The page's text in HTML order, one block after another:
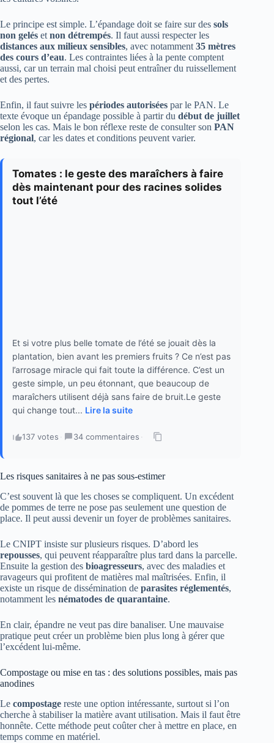
Le principe est simple. L’épandage doit se faire sur des sols
non gelés et non détrempés. Il faut aussi respecter les
distances aux milieux sensibles, avec notamment 35 mètres
des cours d’eau. Les contraintes liées à la pente comptent
aussi, car un terrain mal choisi peut entraîner du ruissellement
et des pertes.
Enfin, il faut suivre les périodes autorisées par le PAN. Le
texte évoque un épandage possible à partir du début de juillet
selon les cas. Mais le bon réflexe reste de consulter son PAN
régional, car les dates et conditions peuvent varier.
Tomates : le geste des maraîchers à faire
dès maintenant pour des racines solides
tout l’été
Et si votre plus belle tomate de l’été se jouait dès la
plantation, bien avant les premiers fruits ? Ce n’est pas
l’arrosage miracle qui fait toute la différence. C’est un
geste simple, un peu étonnant, que beaucoup de
maraîchers utilisent déjà sans faire de bruit.Le geste
qui change tout... Lire la suite
137 votes · 34 commentaires ·
Les risques sanitaires à ne pas sous-estimer
C’est souvent là que les choses se compliquent. Un excédent
de pommes de terre ne pose pas seulement une question de
place. Il peut aussi devenir un foyer de problèmes sanitaires.
Le CNIPT insiste sur plusieurs risques. D’abord les
repousses, qui peuvent réapparaître plus tard dans la parcelle.
Ensuite la gestion des bioagresseurs, avec des maladies et
ravageurs qui profitent de matières mal maîtrisées. Enfin, il
existe un risque de dissémination de parasites réglementés,
notamment les nématodes de quarantaine.
En clair, épandre ne veut pas dire banaliser. Une mauvaise
pratique peut créer un problème bien plus long à gérer que
l’excédent lui-même.
Compostage ou mise en tas : des solutions possibles, mais pas
anodines
Le compostage reste une option intéressante, surtout si l’on
cherche à stabiliser la matière avant utilisation. Mais il faut être
honnête. Cette méthode peut coûter cher à mettre en place, en
temps comme en matériel.